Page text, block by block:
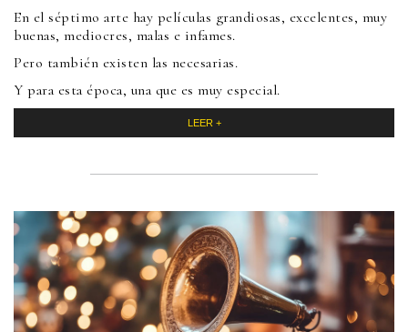
En el séptimo arte hay películas grandiosas, excelentes, muy
buenas, mediocres, malas e infames.
Pero también existen las necesarias.
Y para esta época, una que es muy especial.
LEER +